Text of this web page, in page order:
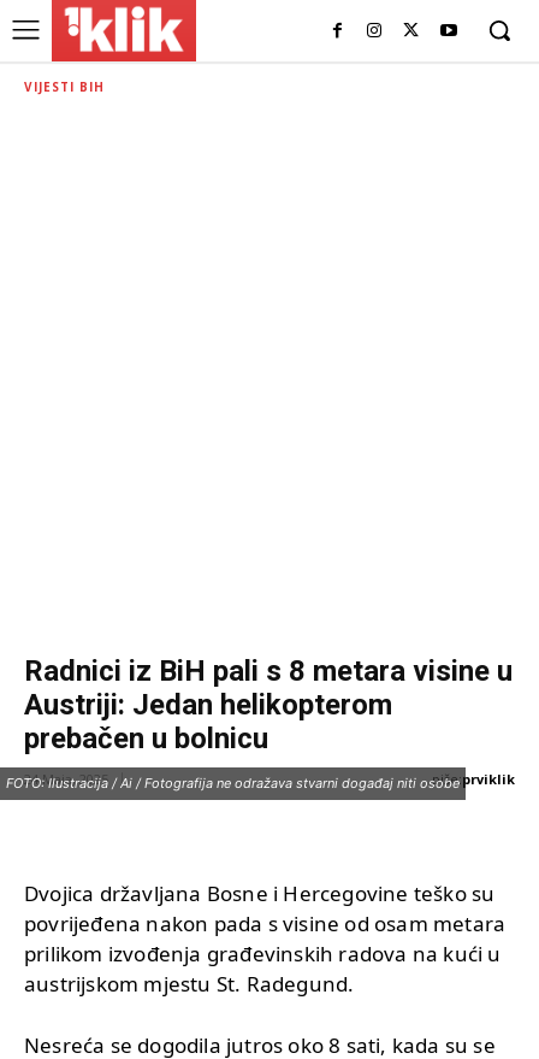
VIJESTI BIH
Radnici iz BiH pali s 8 metara visine u
Austriji: Jedan helikopterom
prebačen u bolnicu
24 Maja, 2025 piše:prviklik
FOTO: Ilustracija / Ai / Fotografija ne odražava stvarni događaj niti osobe
Dvojica državljana Bosne i Hercegovine teško su
povrijeđena nakon pada s visine od osam metara
prilikom izvođenja građevinskih radova na kući u
austrijskom mjestu St. Radegund.
Nesreća se dogodila jutros oko 8 sati, kada su se